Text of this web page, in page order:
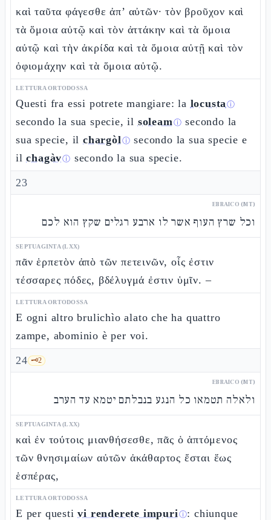
καὶ ταῦτα φάγεσθε ἀπ’ αὐτῶν· τὸν βροῦχον καὶ
τὰ ὅμοια αὐτῷ καὶ τὸν ἀττάκην καὶ τὰ ὅμοια
αὐτῷ καὶ τὴν ἀκρίδα καὶ τὰ ὅμοια αὐτῇ καὶ τὸν
ὀφιομάχην καὶ τὰ ὅμοια αὐτῷ.
LETTURA ORTODOSSA
Questi fra essi potrete mangiare: la locustaⓘ
secondo la sua specie, il soleamⓘ secondo la
sua specie, ilchargòlⓘ secondo la sua specie e
ilchagàvⓘ secondo la sua specie.
23
EBRAICO (MT)
וכל שרץ העוף אשר לו ארבע רגלים שקץ הוא לכם
SEPTUAGINTA (LXX)
πᾶν ἑρπετὸν ἀπὸ τῶν πετεινῶν, οἷς ἐστιν
τέσσαρες πόδες, βδέλυγμά ἐστιν ὑμῖν. –
LETTURA ORTODOSSA
E ogni altro brulichìo alato che ha quattro
zampe, abominio è per voi.
24 🗝️2
EBRAICO (MT)
ולאלה תטמאו כל הנגע בנבלתם יטמא עד הערב
SEPTUAGINTA (LXX)
καὶ ἐν τούτοις μιανθήσεσθε, πᾶς ὁ ἁπτόμενος
τῶν θνησιμαίων αὐτῶν ἀκάθαρτος ἔσται ἕως
ἑσπέρας,
LETTURA ORTODOSSA
E per questivi renderete impuriⓘ: chiunque